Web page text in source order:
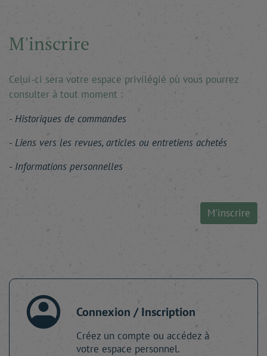
M'inscrire
Celui-ci sera votre espace privilégié où vous pourrez
consulter à tout moment :
Historiques de commandes
Liens vers les revues, articles ou entretiens achetés
Informations personnelles
M'inscrire
Connexion / Inscription
Créez un compte ou accédez à
votre espace personnel.